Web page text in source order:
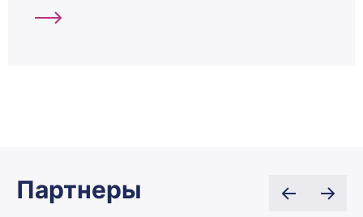
Партнеры